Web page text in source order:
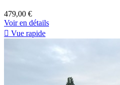
479,00 €
Voir en détails
 Vue rapide